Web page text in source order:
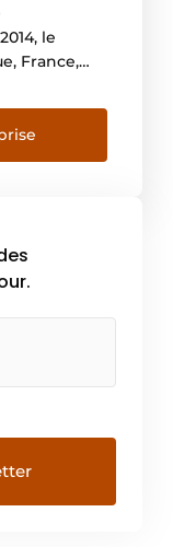
le
France,
en
de
de
sa part de